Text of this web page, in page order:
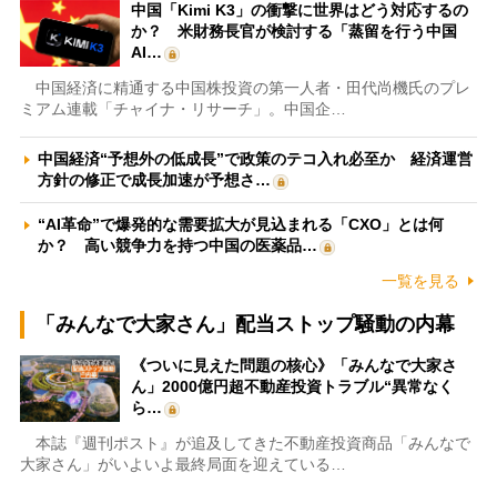
中国「Kimi K3」の衝撃に世界はどう対応するの
か？ 米財務長官が検討する「蒸留を行う中国
AI…
中国経済に精通する中国株投資の第一人者・田代尚機氏のプレ
ミアム連載「チャイナ・リサーチ」。中国企…
中国経済“予想外の低成長”で政策のテコ入れ必至か 経済運営
方針の修正で成長加速が予想さ…
“AI革命”で爆発的な需要拡大が見込まれる「CXO」とは何
か？ 高い競争力を持つ中国の医薬品…
一覧を見る
「みんなで大家さん」配当ストップ騒動の内幕
《ついに見えた問題の核心》「みんなで大家さ
ん」2000億円超不動産投資トラブル“異常なく
ら…
本誌『週刊ポスト』が追及してきた不動産投資商品「みんなで
大家さん」がいよいよ最終局面を迎えている…